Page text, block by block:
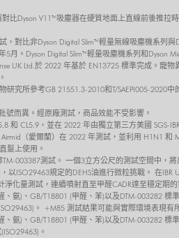
對比Dyson V11™吸塵器在硬質地面上直線前後推
，對比非Dyson Digital Slim™ 輕量無線吸塵機系列
月。Dyson Digital Slim™ 輕量吸塵機系列和Dyson
UK Ltd.於 2022 年基於 EN13725 標準完成。
研究所參考GB 21551.3-2010和T/SAEPI005-
號而異。經原廠測試，商品效能不受影響。
和 CL5.9，並在 2022 年由獨立第三方美國
（愛爾蘭）在 2022 年測試，並利用 H1N1 和
髮上使用。
003387測試。 一個3立方公尺的測試空間中，
以ISO29463規定的DEHS油進行微粒挑戰。 在
淨化量測試，連續噴射直至甲醛CADR達至穩定期
、氨)、GB/T18801 (甲醛、苯)以及DTM-003282
。 +M85 測試結果可能與實際環境表現有
、氨)、GB/T18801 (甲醛、苯)以及DTM-003282 標
。